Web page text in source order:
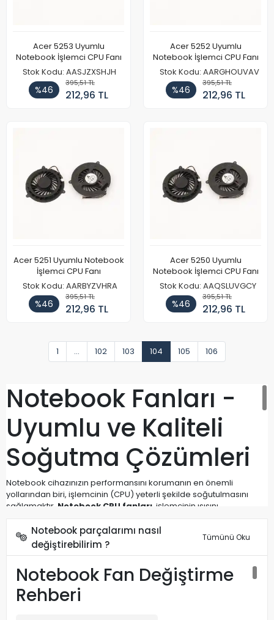
Acer 5253 Uyumlu
Notebook İşlemci CPU Fanı
Stok Kodu: AASJZXSHJH
%46
395,51 TL
212,96 TL
Acer 5252 Uyumlu
Notebook İşlemci CPU Fanı
Stok Kodu: AARGHOUVAV
%46
395,51 TL
212,96 TL
Acer 5251 Uyumlu Notebook
İşlemci CPU Fanı
Stok Kodu: AARBYZVHRA
%46
395,51 TL
212,96 TL
Acer 5250 Uyumlu
Notebook İşlemci CPU Fanı
Stok Kodu: AAQSLUVGCY
%46
395,51 TL
212,96 TL
1 ... 102 103 104 105 106
Notebook Fanları -
Uyumlu ve Kaliteli
Soğutma Çözümleri
Notebook cihazınızın performansını korumanın en önemli
yollarından biri, işlemcinin (CPU) yeterli şekilde soğutulmasını
sağlamaktır. Notebook CPU fanları , işlemcinin ısısını
çalışmasına katkıda bulunur.
Kategorimizde,HP, Lenovo, Asus, Acer, Dell, Toshiba, MSI
almaktadır. Tüm ürünlerimiz stoktan hızlı gönderimle sizlere
ulaştırılmaktadır.
Notebook parçalarımı nasıl
değiştirebilirim ?
Tümünü Oku
Notebook Fan Değiştirme
Rehberi